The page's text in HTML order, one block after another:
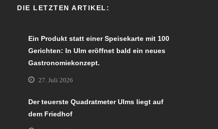
DIE LETZTEN ARTIKEL:
Ein Produkt statt einer Speisekarte mit 100
Gerichten: In Ulm eröffnet bald ein neues
Gastronomiekonzept.
27. Juli 2026
Der teuerste Quadratmeter Ulms liegt auf
dem Friedhof